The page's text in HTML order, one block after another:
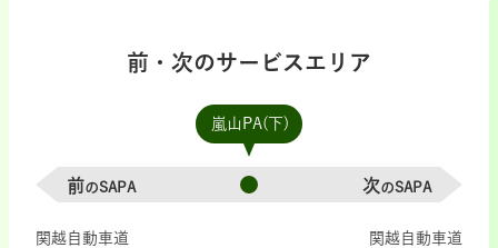
前・次のサービスエリア
嵐山PA(下)
前のSAPA 次のSAPA
関越自動車道 関越自動車道